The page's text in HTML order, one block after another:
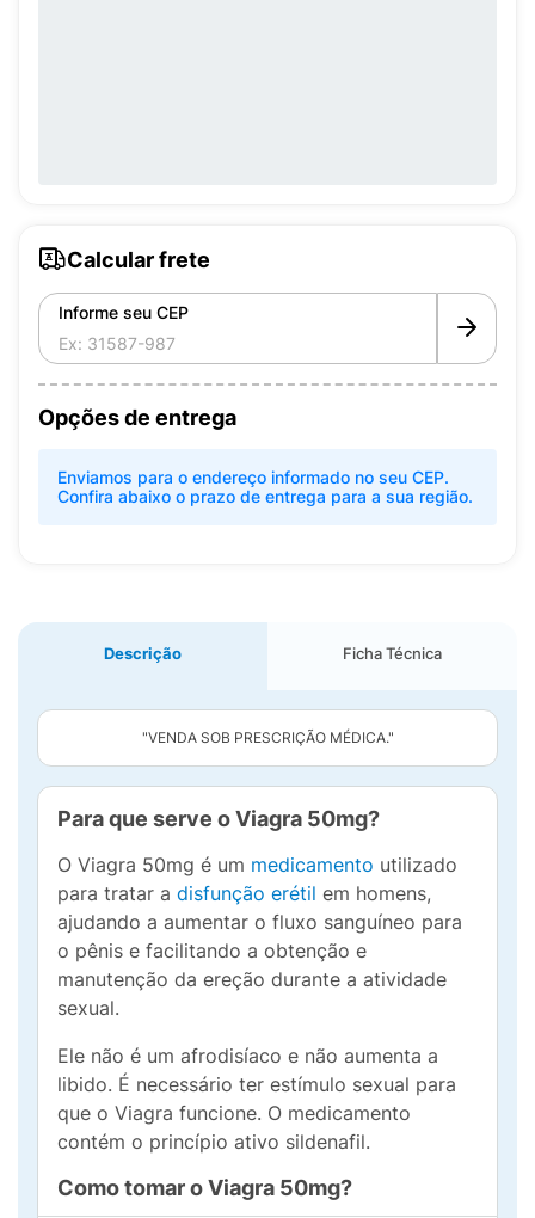
Calcular frete
Informe seu CEP
Opções de entrega
Enviamos para o endereço informado no seu CEP.
Confira abaixo o prazo de entrega para a sua região.
Descrição Ficha Técnica
"VENDA SOB PRESCRIÇÃO MÉDICA."
Para que serve o Viagra 50mg?
O Viagra 50mg é um medicamento utilizado
para tratar a disfunção erétil em homens,
ajudando a aumentar o fluxo sanguíneo para
o pênis e facilitando a obtenção e
manutenção da ereção durante a atividade
sexual.
Ele não é um afrodisíaco e não aumenta a
libido. É necessário ter estímulo sexual para
que o Viagra funcione. O medicamento
contém o princípio ativo sildenafil.
Como tomar o Viagra 50mg?